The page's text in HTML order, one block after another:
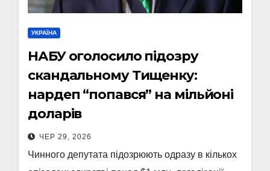
УКРАЇНА
НАБУ оголосило підозру
скандальному Тищенку:
нардеп “попався” на мільйоні
доларів
ЧЕР 29, 2026
Чинного депутата підозрюють одразу в кількох